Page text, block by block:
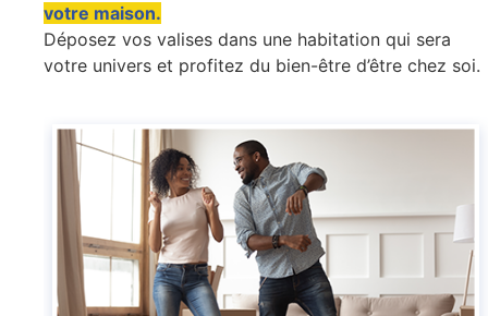
votre maison.
Déposez vos valises dans une habitation qui sera
votre univers et profitez du bien-être d’être chez soi.